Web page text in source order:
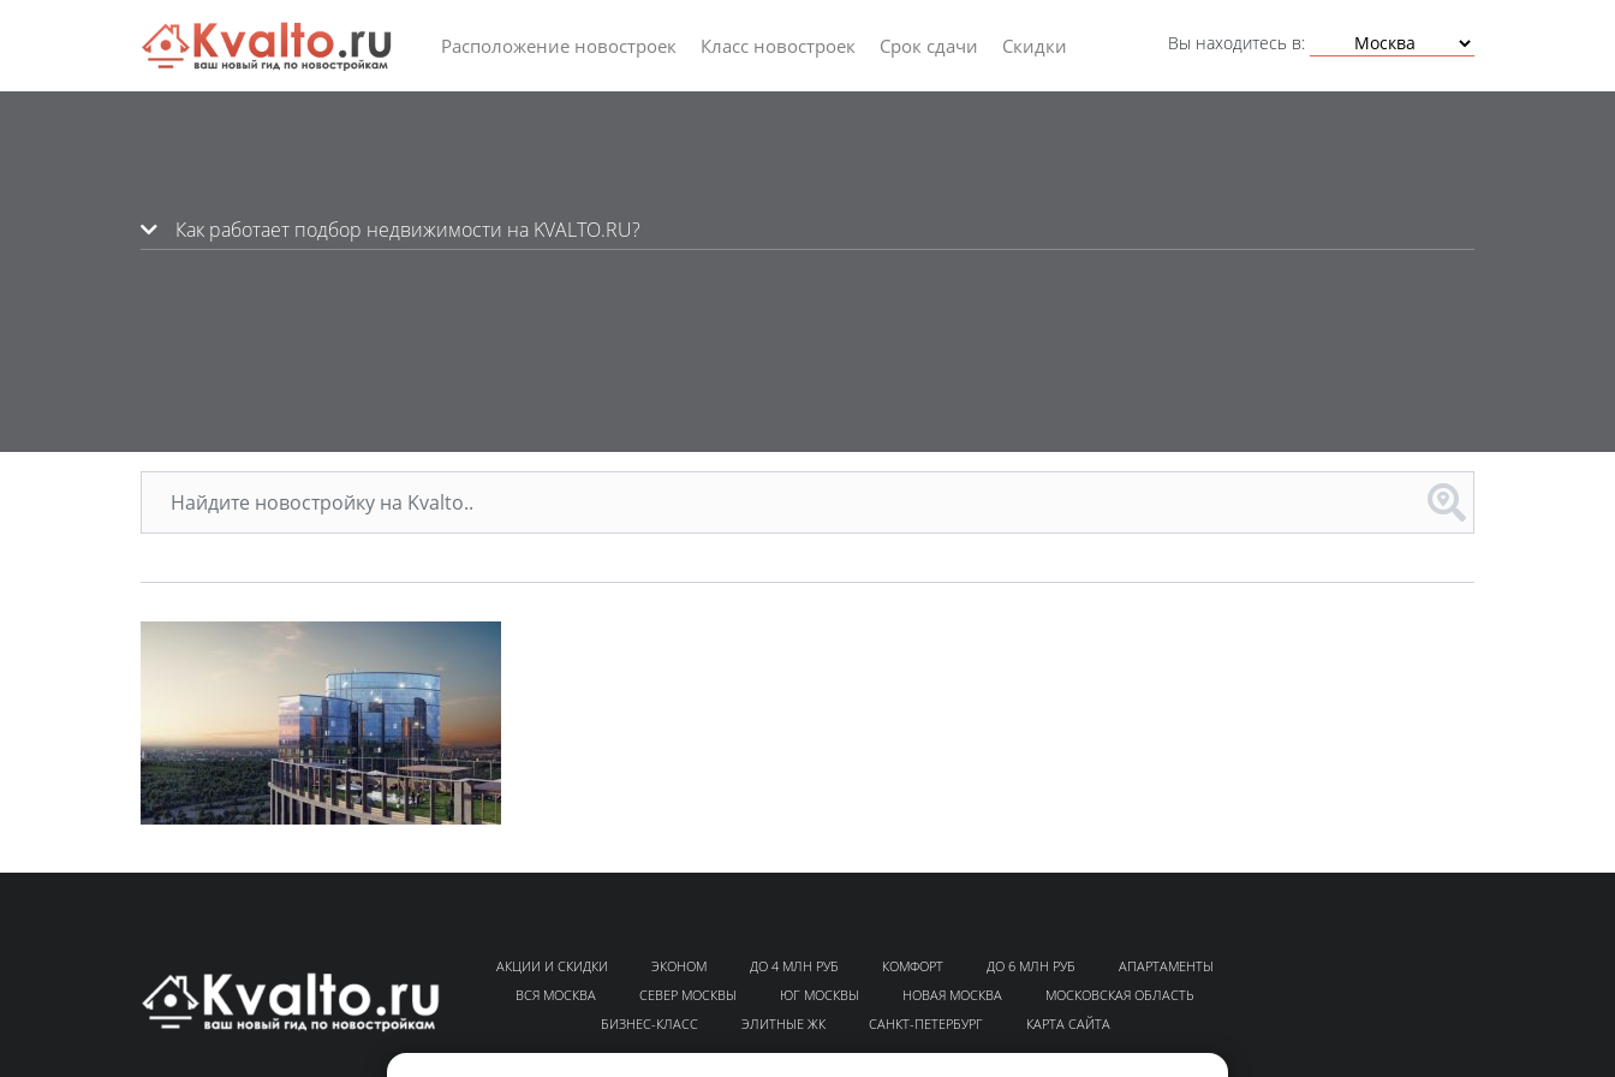
Расположение новостроек Класс новостроек Срок сдачи Скидки Вы находитесь в:
Как работает подбор недвижимости на KVALTO.RU?
АКЦИИ И СКИДКИ ЭКОНОМ ДО 4 МЛН РУБ КОМФОРТ ДО 6 МЛН РУБ
АПАРТАМЕНТЫ
ВСЯ МОСКВА
СЕВЕР МОСКВЫ ЮГ МОСКВЫ НОВАЯ МОСКВА
МОСКОВСКАЯ ОБЛАСТЬ
БИЗНЕС-КЛАСС
ЭЛИТНЫЕ ЖК САНКТ-ПЕТЕРБУРГ КАРТА САЙТА